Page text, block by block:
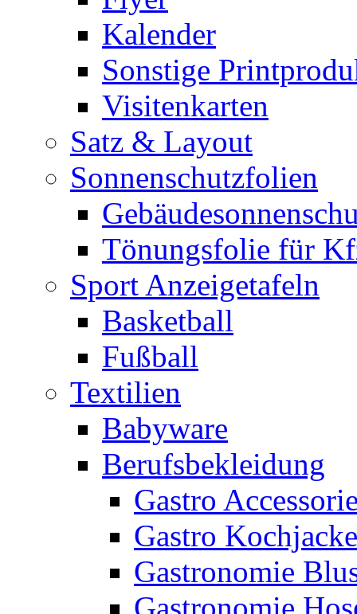
Kalender
Sonstige
Visitenkarten
Satz & Layout
Sonnenschutzfolien
Tönungsfolie für
Sport Anzeigetafeln
Basketball
Fußball
Textilien
Babyware
Berufsbekleidung
Gastro
Gastro
Gastronomie
Gastronomie